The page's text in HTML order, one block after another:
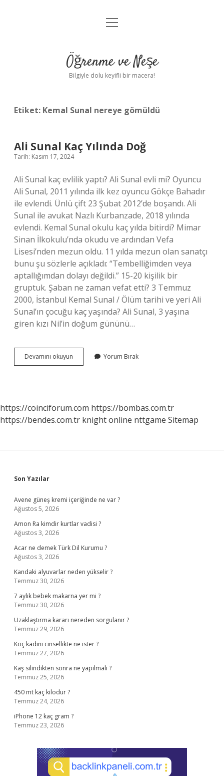
Anasayfa
Yasal Uyarı
menüyü
Öğrenme ve Neşe
Bilgiyle dolu keyifli bir macera!
Etiket: Kemal Sunal nereye gömüldü
Ali Sunal Kaç Yılında Doğ
Tarih: Kasım 17, 2024
Ali Sunal kaç evlilik yaptı? Ali Sunal evli mi? Oyuncu
Ali Sunal, 2011 yılında ilk kez oyuncu Gökçe Bahadır
ile evlendi. Ünlü çift 23 Şubat 2012’de boşandı. Ali
Sunal ile avukat Nazlı Kurbanzade, 2018 yılında
evlendi. Kemal Sunal okulu kaç yılda bitirdi? Mimar
Sinan İlkokulu’nda okudu ve ardından Vefa
Lisesi’nden mezun oldu. 11 yılda mezun olan sanatçı
bunu şu sözlerle açıkladı: “Tembelliğimden veya
aptallığımdan dolayı değildi.” 15-20 kişilik bir
gruptuk. Şaban ne zaman vefat etti? 3 Temmuz
2000, İstanbul Kemal Sunal / Ölüm tarihi ve yeri Ali
Sunal’ın çocuğu kaç yaşında? Ali Sunal, 3 yaşına
giren kızı Nil’in doğum gününü…
Devamını okuyun
Sunal
Yorum Bırak
https://coinciforum.com https://bombas.com.tr
https://bendes.com.tr knight online nttgame Sitemap
Sidebar
Son Yazılar
Avene güneş kremi içeriğinde ne var ?
Ağustos 5, 2026
Amon Ra kimdir kurtlar vadisi ?
Ağustos 3, 2026
Acar ne demek Türk Dil Kurumu ?
Ağustos 3, 2026
Kandaki alyuvarlar neden yükselir ?
Temmuz 30, 2026
7 aylık bebek makarna yer mi ?
Temmuz 30, 2026
Uzaklaştırma kararı nereden sorgulanır ?
Temmuz 29, 2026
Koç kadını cinsellikte ne ister ?
Temmuz 27, 2026
Kaş silindikten sonra ne yapılmalı ?
Temmuz 25, 2026
450 mt kaç kilodur ?
Temmuz 24, 2026
iPhone 12 kaç gram ?
Temmuz 23, 2026